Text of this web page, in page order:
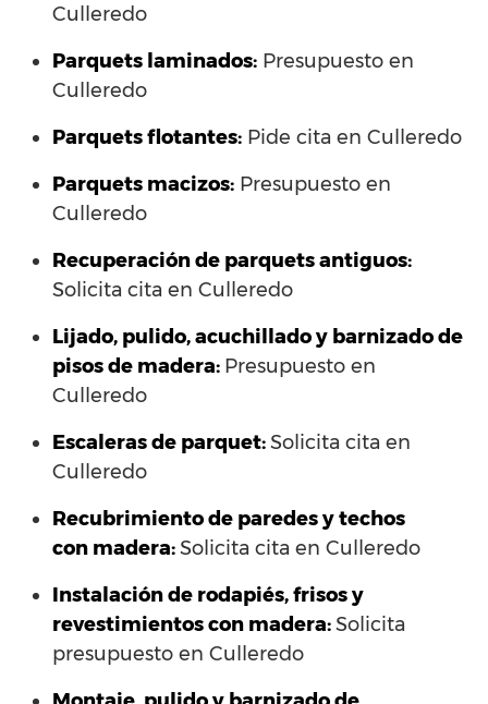
Culleredo
Parquets laminados: Presupuesto en
Culleredo
Parquets flotantes: Pide cita en Culleredo
Parquets macizos: Presupuesto en
Culleredo
Recuperación de parquets antiguos:
Solicita cita en Culleredo
Lijado, pulido, acuchillado y barnizado de
pisos de madera: Presupuesto en
Culleredo
Escaleras de parquet:Solicita cita en
Culleredo
Recubrimiento de paredes y techos
con madera:Solicita cita en Culleredo
Instalación de rodapiés, frisos y
revestimientos con madera:Solicita
presupuesto en Culleredo